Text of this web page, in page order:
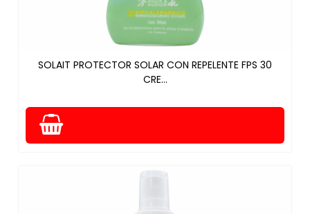
SOLAIT PROTECTOR SOLAR CON REPELENTE FPS 30
CRE...